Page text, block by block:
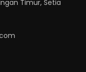
Timur, Setia